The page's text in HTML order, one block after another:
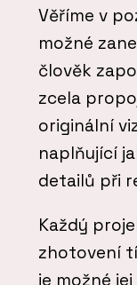
Věříme v
možné
člověk
zcela
originální
naplňující
detailů při
Každý
zhotovení
je možné